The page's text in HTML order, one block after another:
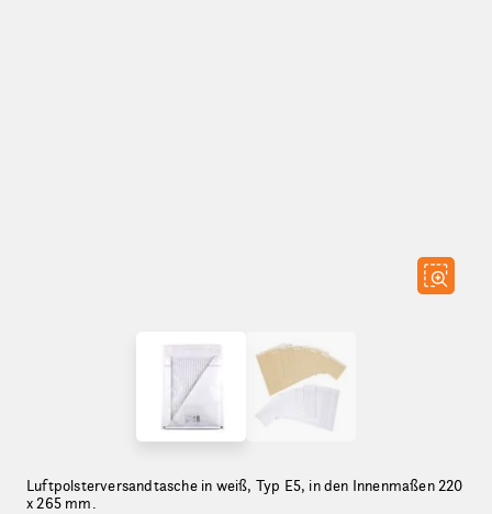
Luftpolsterversandtasche in weiß, Typ E5, in den Innenmaßen 220
x 265 mm.